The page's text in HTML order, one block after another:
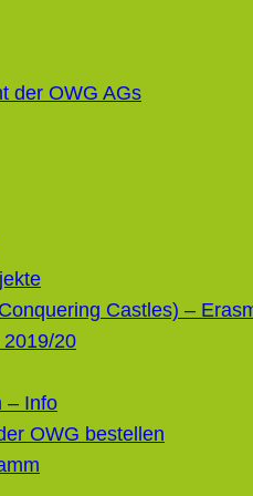
der OWG AGs
Castles) –
20
– Info
OWG bestellen